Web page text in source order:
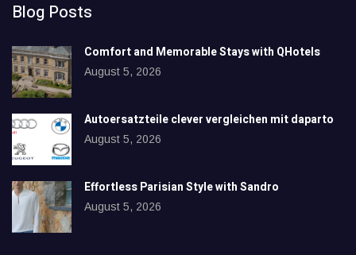
Blog Posts
Comfort and Memorable Stays with QHotels
August 5, 2026
Autoersatzteile clever vergleichen mit daparto
August 5, 2026
Effortless Parisian Style with Sandro
August 5, 2026